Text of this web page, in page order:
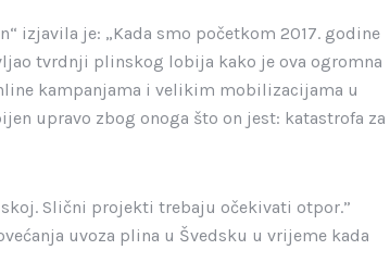
izjavila je: „Kada smo početkom 2017. godine
tvrdnji plinskog lobija kako je ova ogromna
kampanjama i velikim mobilizacijama u
upravo zbog onoga što on jest: katastrofa za
Slični projekti trebaju očekivati ​​otpor.”
uvoza plina u Švedsku u vrijeme kada